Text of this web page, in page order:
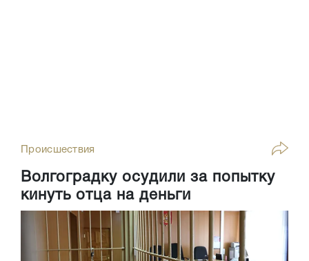
Происшествия
Волгоградку осудили за попытку
кинуть отца на деньги